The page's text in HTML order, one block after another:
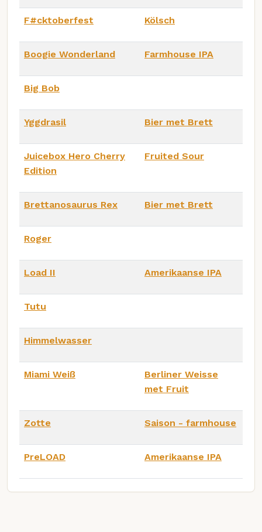
F#cktoberfest Kölsch
Boogie Wonderland Farmhouse IPA
Big Bob
Yggdrasil Bier met Brett
Juicebox Hero Cherry
Edition
Fruited Sour
Brettanosaurus Rex Bier met Brett
Roger
Load II Amerikaanse IPA
Tutu
Himmelwasser
Miami Weiß
Berliner Weisse
met Fruit
Zotte Saison - farmhouse
PreLOAD Amerikaanse IPA